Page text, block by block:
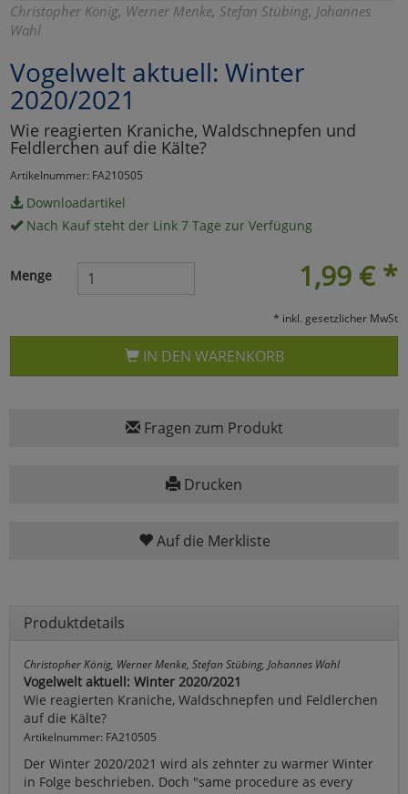
Christopher König, Werner Menke, Stefan Stübing, Johannes
Wahl
Vogelwelt aktuell: Winter
2020/2021
Wie reagierten Kraniche, Waldschnepfen und
Feldlerchen auf die Kälte?
Artikelnummer: FA210505
Downloadartikel
Nach Kauf steht der Link 7 Tage zur Verfügung
1,99 € *
Menge
* inkl. gesetzlicher MwSt
IN DEN WARENKORB
Fragen zum Produkt
Drucken
Auf die Merkliste
Produktdetails
Christopher König, Werner Menke, Stefan Stübing, Johannes Wahl
Vogelwelt aktuell: Winter 2020/2021
Wie reagierten Kraniche, Waldschnepfen und Feldlerchen
auf die Kälte?
Artikelnummer: FA210505
Der Winter 2020/2021 wird als zehnter zu warmer Winter
in Folge beschrieben. Doch "same procedure as every
Marketing
Umfragetools
Cookies
Alle Akzeptieren
Einstellungen speichern
zurückzu Haupptseite